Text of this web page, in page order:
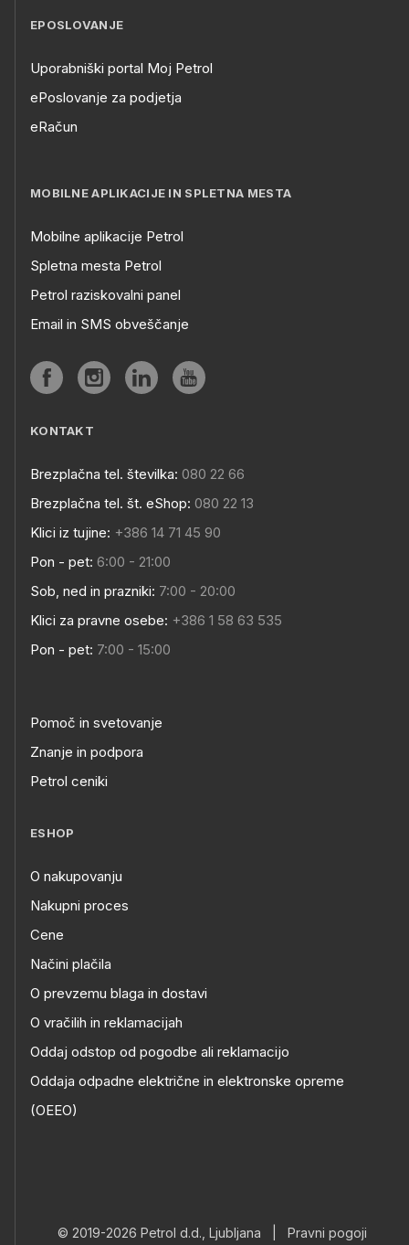
EPOSLOVANJE
Uporabniški portal Moj Petrol
ePoslovanje za podjetja
eRačun
MOBILNE APLIKACIJE IN SPLETNA MESTA
Mobilne aplikacije Petrol
Spletna mesta Petrol
Petrol raziskovalni panel
Email in SMS obveščanje
KONTAKT
Brezplačna tel. številka: 080 22 66
Brezplačna tel. št. eShop: 080 22 13
Klici iz tujine: +386 14 71 45 90
Pon - pet: 6:00 - 21:00
Sob, ned in prazniki: 7:00 - 20:00
Klici za pravne osebe: +386 1 58 63 535
Pon - pet: 7:00 - 15:00
Pomoč in svetovanje
Znanje in podpora
Petrol ceniki
ESHOP
O nakupovanju
Nakupni proces
Cene
Načini plačila
O prevzemu blaga in dostavi
O vračilih in reklamacijah
Oddaj odstop od pogodbe ali reklamacijo
Oddaja odpadne električne in elektronske opreme
(OEEO)
© 2019-2026 Petrol d.d., Ljubljana Pravni pogoji